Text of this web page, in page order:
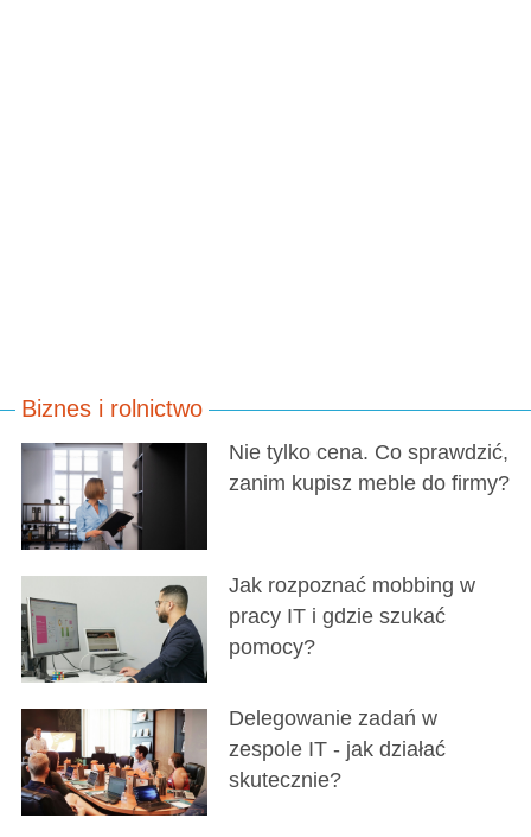
Biznes i rolnictwo
Nie tylko cena. Co sprawdzić,
zanim kupisz meble do firmy?
Jak rozpoznać mobbing w
pracy IT i gdzie szukać
pomocy?
Delegowanie zadań w
zespole IT - jak działać
skutecznie?